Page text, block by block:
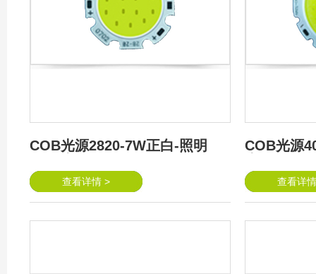
COB光源2820-7W正白-照明
查看详情 >
COB光源
查看详